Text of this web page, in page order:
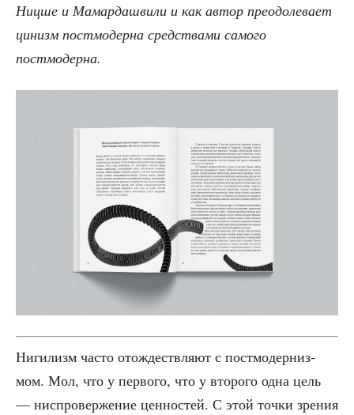
Ниц­ше и Мамар­да­шви­ли и как автор пре­одо­ле­ва­ет
цинизм пост­мо­дер­на сред­ства­ми само­го
постмодерна.
Ниги­лизм часто отож­деств­ля­ют с пост­мо­дер­низ­
мом. Мол, что у пер­во­го, что у вто­ро­го одна цель
— нис­про­вер­же­ние цен­но­стей. С этой точ­ки зре­ния